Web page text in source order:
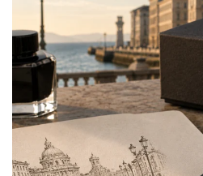
Destinatari
Bijuterii Femei
Bijuterii Copii
Bijuterii Mirese
Selectii
Reduceri
Cele mai noi
Cele mai vandute